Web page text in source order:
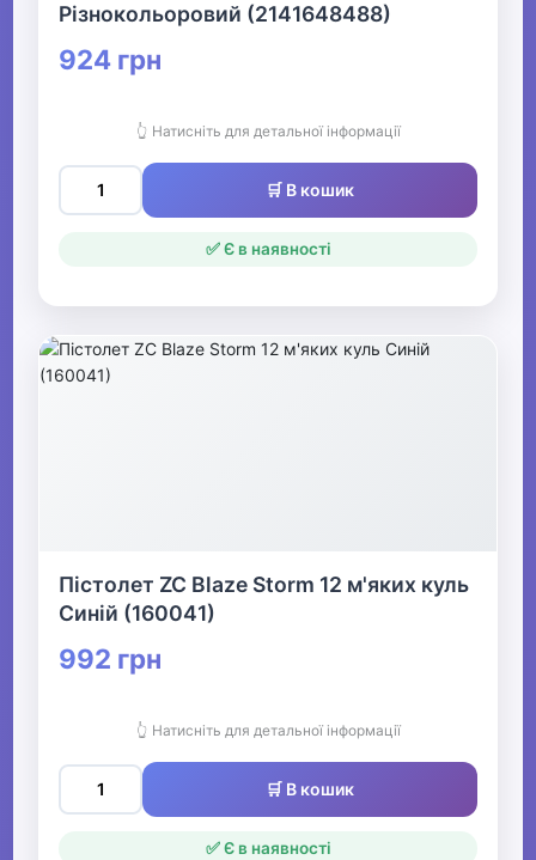
Різнокольоровий (2141648488)
924 грн
👆 Натисніть для детальної інформації
🛒 В кошик
✅ Є в наявності
Пістолет ZC Blaze Storm 12 м'яких куль
Синій (160041)
992 грн
👆 Натисніть для детальної інформації
🛒 В кошик
✅ Є в наявності